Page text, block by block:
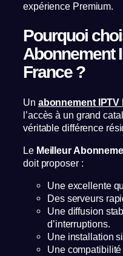
expérience Premium.
Pourquoi
Abonnement
France ?
Un abonnement IPTV
l’accès à un grand
véritable différence
Le Meilleur
doit proposer :
Une excellente
Des serveurs
Une diffusion
d’interruptions.
Une installation
Une